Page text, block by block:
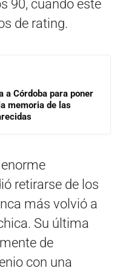
90, cuando este
de rating.
a Córdoba para poner
memoria de las
retirarse de los
más volvió a
Su última
de
con una